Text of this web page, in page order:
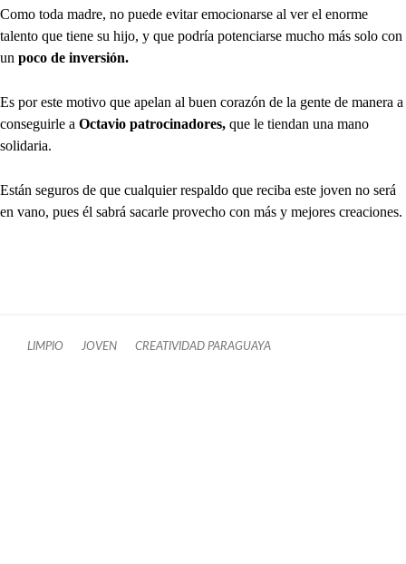
Como toda madre, no puede evitar emocionarse al ver el enorme
talento que tiene su hijo, y que podría potenciarse mucho más solo con
un poco de inversión.
Es por este motivo que apelan al buen corazón de la gente de manera a
conseguirle a Octavio patrocinadores, que le tiendan una mano
solidaria.
Están seguros de que cualquier respaldo que reciba este joven no será
en vano, pues él sabrá sacarle provecho con más y mejores creaciones.
LIMPIO JOVEN CREATIVIDAD PARAGUAYA